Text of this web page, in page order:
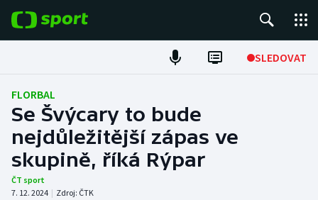
SLEDOVAT
Fotbal
Hokej
Tenis
Atletika
FLORBAL
Se Švýcary to bude
nejdůležitější zápas ve
skupině, říká Rýpar
ČT sport
7. 12. 2024 | Zdroj: ČTK